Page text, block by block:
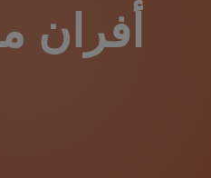
أفران